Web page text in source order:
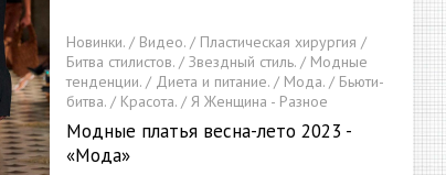
Новинки. / Видео. / Пластическая хирургия /
Битва стилистов. / Звездный стиль. / Модные
тенденции. / Диета и питание. / Мода. / Бьюти-
битва. / Красота. / Я Женщина - Разное
Модные платья весна-лето 2023 -
«Мода»